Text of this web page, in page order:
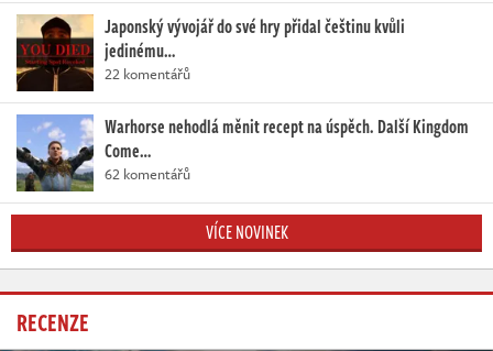
Japonský vývojář do své hry přidal češtinu kvůli
jedinému…
22 komentářů
Warhorse nehodlá měnit recept na úspěch. Další Kingdom
Come…
62 komentářů
VÍCE NOVINEK
RECENZE